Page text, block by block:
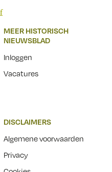
MEER HISTORISCH
NIEUWSBLAD
Inloggen
Vacatures
DISCLAIMERS
Algemene voorwaarden
Privacy